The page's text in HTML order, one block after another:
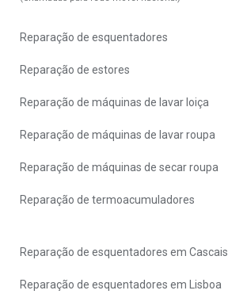
Reparação de esquentadores
Reparação de estores
Reparação de máquinas de lavar loiça
Reparação de máquinas de lavar roupa
Reparação de máquinas de secar roupa
Reparação de termoacumuladores
Reparação de esquentadores em Cascais
Reparação de esquentadores em Lisboa